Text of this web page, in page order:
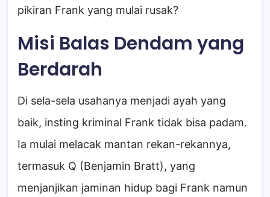
pikiran Frank yang mulai rusak?
Misi Balas Dendam yang
Berdarah
Di sela-sela usahanya menjadi ayah yang
baik, insting kriminal Frank tidak bisa padam.
Ia mulai melacak mantan rekan-rekannya,
termasuk Q (Benjamin Bratt), yang
menjanjikan jaminan hidup bagi Frank namun